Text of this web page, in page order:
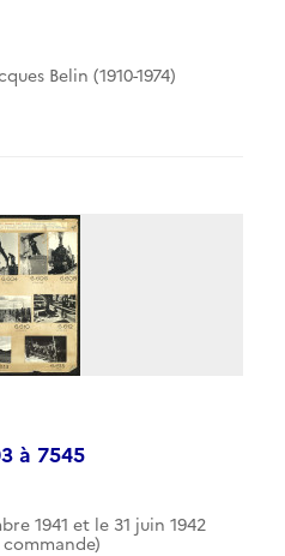
Belin (1910-1974)
à 7545
1941 et le 31 juin 1942